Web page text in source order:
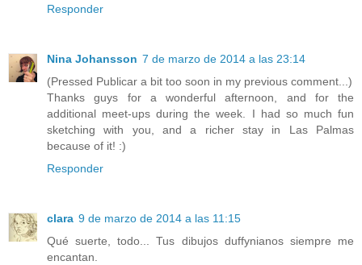
Responder
Nina Johansson 7 de marzo de 2014 a las 23:14
(Pressed Publicar a bit too soon in my previous comment...)
Thanks guys for a wonderful afternoon, and for the
additional meet-ups during the week. I had so much fun
sketching with you, and a richer stay in Las Palmas
because of it! :)
Responder
clara 9 de marzo de 2014 a las 11:15
Qué suerte, todo... Tus dibujos duffynianos siempre me
encantan.